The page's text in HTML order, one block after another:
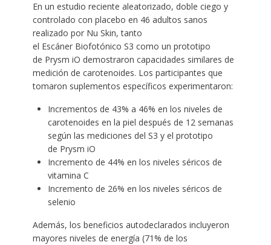
En un estudio reciente aleatorizado, doble ciego y
controlado con placebo en 46 adultos sanos
realizado por Nu Skin, tanto
el Escáner Biofotónico S3 como un prototipo
de Prysm iO demostraron capacidades similares de
medición de carotenoides. Los participantes que
tomaron suplementos específicos experimentaron:
Incrementos de 43% a 46% en los niveles de
carotenoides en la piel después de 12 semanas
según las mediciones del S3 y el prototipo
de Prysm iO
Incremento de 44% en los niveles séricos de
vitamina C
Incremento de 26% en los niveles séricos de
selenio
Además, los beneficios autodeclarados incluyeron
mayores niveles de energía (71% de los